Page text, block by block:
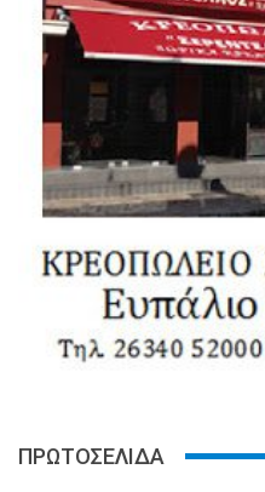
ΠΡΩΤΟΣΕΛΙΔΑ